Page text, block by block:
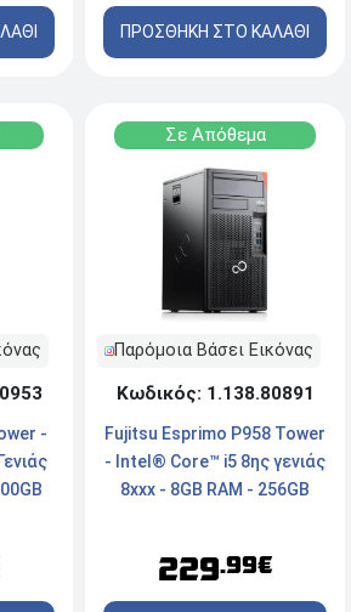
ΠΡΟΣΘΗΚΗ ΣΤΟ ΚΑΛΑΘΙ
-
Σε Απόθεμα
Παρόμοια Βάσει Εικόνας
Κωδικός: 1.138.80891
Fujitsu Esprimo P958 Tower
- Intel® Core™ i5 8ης γενιάς
8xxx - 8GB RAM - 256GB
Pro
229.99€